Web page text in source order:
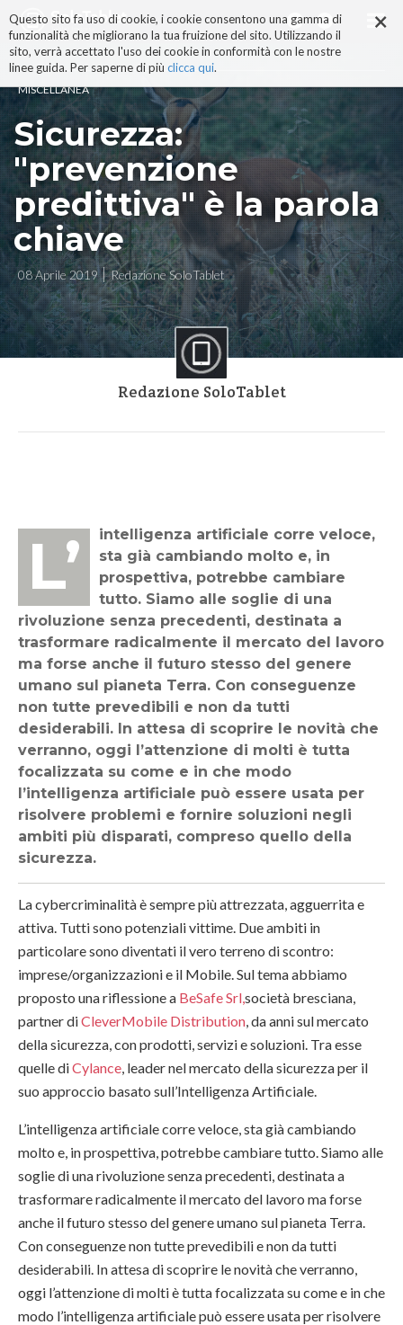
×
Questo sito fa uso di cookie, i cookie consentono una gamma di
funzionalità che migliorano la tua fruizione del sito. Utilizzando il
sito, verrà accettato l'uso dei cookie in conformità con le nostre
linee guida. Per saperne di più clicca qui.
ai
contenuti.
|
alla
navigazione
MISCELLANEA
Sicurezza:
"prevenzione
predittiva" è la parola
chiave
08 Aprile 2019 Redazione SoloTablet
Redazione SoloTablet
L’intelligenza artificiale corre veloce,
sta già cambiando molto e, in
prospettiva, potrebbe cambiare
tutto. Siamo alle soglie di una
rivoluzione senza precedenti, destinata a
trasformare radicalmente il mercato del lavoro
ma forse anche il futuro stesso del genere
umano sul pianeta Terra. Con conseguenze
non tutte prevedibili e non da tutti
desiderabili. In attesa di scoprire le novità che
verranno, oggi l’attenzione di molti è tutta
focalizzata su come e in che modo
l’intelligenza artificiale può essere usata per
risolvere problemi e fornire soluzioni negli
ambiti più disparati, compreso quello della
sicurezza.
La cybercriminalità è sempre più attrezzata, agguerrita e
attiva. Tutti sono potenziali vittime. Due ambiti in
particolare sono diventati il vero terreno di scontro:
imprese/organizzazioni e il Mobile. Sul tema abbiamo
proposto una riflessione a BeSafe Srl,società bresciana,
partner diCleverMobile Distribution , da anni sul mercato
della sicurezza, con prodotti, servizi e soluzioni. Tra esse
quelle diCylance , leader nel mercato della sicurezza per il
suo approccio basato sull’Intelligenza Artificiale.
L’intelligenza artificiale corre veloce, sta già cambiando
molto e, in prospettiva, potrebbe cambiare tutto. Siamo alle
soglie di una rivoluzione senza precedenti, destinata a
trasformare radicalmente il mercato del lavoro ma forse
anche il futuro stesso del genere umano sul pianeta Terra.
Con conseguenze non tutte prevedibili e non da tutti
desiderabili. In attesa di scoprire le novità che verranno,
oggi l’attenzione di molti è tutta focalizzata su come e in che
modo l’intelligenza artificiale può essere usata per risolvere